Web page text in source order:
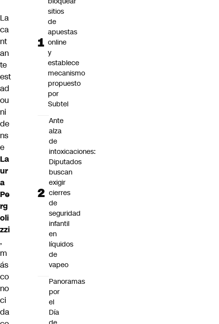
La
ca
nt
an
te
est
ad
ou
ni
de
ns
e
La
ur
a
Pe
rg
oli
zzi
,
m
ás
co
no
ci
da
sitios
de
apuestas
online
y
establece
mecanismo
propuesto
por
Subtel
Ante
alza
de
intoxicaciones:
Diputados
buscan
exigir
cierres
de
seguridad
infantil
en
líquidos
de
vapeo
Panoramas
por
el
Día